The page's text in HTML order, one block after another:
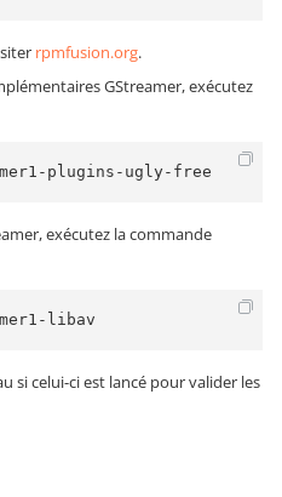
rpmfusion.org.
GStreamer, exécutez
plugins-ugly-free
exécutez la commande
libav
si celui-ci est lancé pour valider les